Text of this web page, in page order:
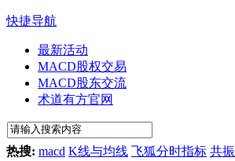
快捷导航
最新活动
MACD股权交易
MACD股东交流
术道有方官网
热搜: macd K线与均线 飞狐分时指标 共